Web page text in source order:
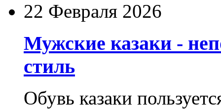
22 Февраля 2026
Мужские казаки -
стиль
Обувь казаки